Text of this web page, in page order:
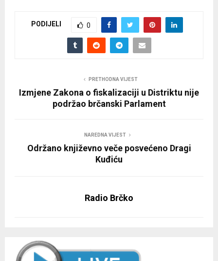
PODIJELI 0
PRETHODNA VIJEST
Izmjene Zakona o fiskalizaciji u Distriktu nije
podržao brčanski Parlament
NAREDNA VIJEST
Održano književno veče posvećeno Dragi
Kuđiću
Radio Brčko